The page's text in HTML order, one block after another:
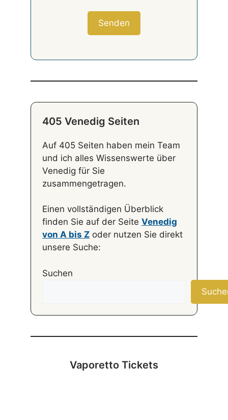
405 Venedig Seiten
Auf 405 Seiten haben mein Team
und ich alles Wissenswerte über
Venedig für Sie
zusammengetragen.
Einen vollständigen Überblick
finden Sie auf der Seite Venedig
von A bis Z oder nutzen Sie direkt
unsere Suche:
Suchen
Vaporetto Tickets